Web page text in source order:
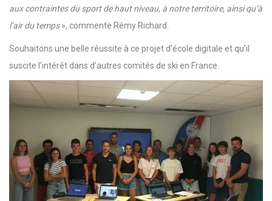
aux contraintes du sport de haut niveau, à notre territoire, ainsi qu’à
l’air du temps», commente Rémy Richard.
Souhaitons une belle réussite à ce projet d’école digitale et qu’il
suscite l’intérêt dans d’autres comités de ski en France.